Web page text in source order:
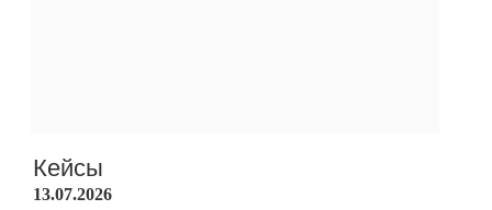
Кейсы
13.07.2026